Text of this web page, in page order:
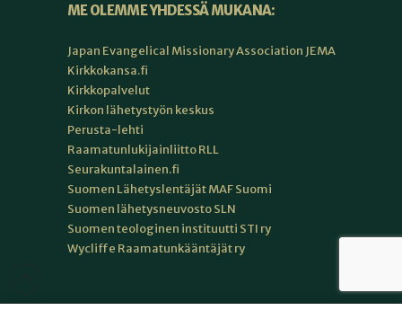
ME OLEMME YHDESSÄ MUKANA:
Japan Evangelical Missionary Association JEMA
Kirkkokansa.fi
Kirkkopalvelut
Kirkon lähetystyön keskus
Perusta-lehti
Raamatunlukijainliitto RLL
Seurakuntalainen.fi
Suomen Lähetyslentäjät MAF Suomi
Suomen lähetysneuvosto SLN
Suomen teologinen instituutti STI ry
Wycliffe Raamatunkääntäjät ry